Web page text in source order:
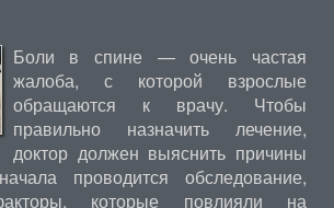
Боли в спине — очень частая
жалоба, с которой взрослые
обращаются к врачу. Чтобы
правильно назначить лечение,
доктор должен выяснить причины
проводится обследование,
которые повлияли на